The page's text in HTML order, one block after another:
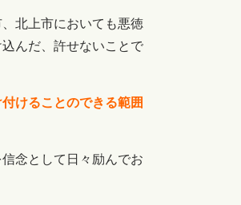
北上市においても悪徳
んだ、許せないことで
けることのできる範囲
念として日々励んでお